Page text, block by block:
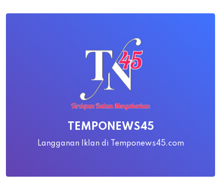
TEMPONEWS45
Langganan Iklan di Temponews45.com